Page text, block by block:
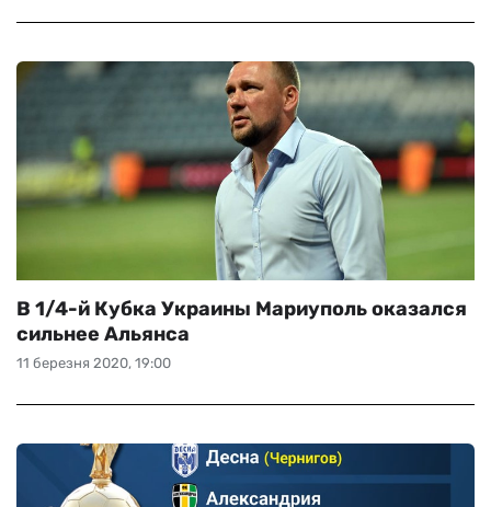
11 березня 2020, 19:00
В 1/4-й Кубка Украины Мариуполь оказался
сильнее Альянса